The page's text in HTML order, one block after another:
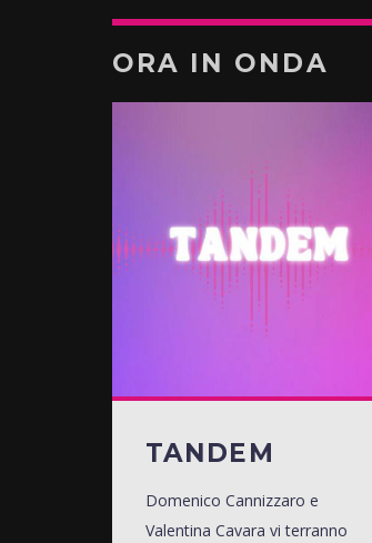
ORA IN ONDA
TANDEM
Domenico Cannizzaro e
Valentina Cavara vi terranno